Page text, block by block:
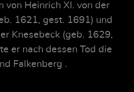
von Heinrich XI. von der
1621, gest. 1691) und
Knesebeck (geb. 1629,
er nach dessen Tod die
Falkenberg .